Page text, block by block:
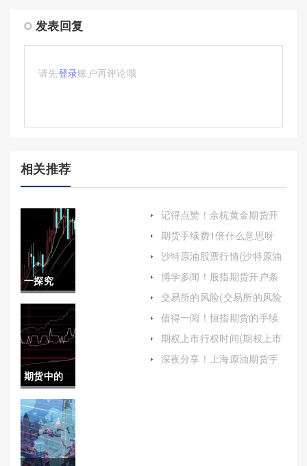
发表回复
请先登录账户再评论哦
相关推荐
一探究
竟！买期
货怎么计
算利润多
少(买期货
怎么计算
利润多少
呢)
期货中的
结算价(期
货中的结
算价怎么
记得点赞！余杭黄金期货开
金期货交易之旅）
期货手续费1倍什么意思呀
怎么算)
沙特原油股票行情(沙特原油
博学多闻！股指期货开户条
要求)
交易所的风险(交易所的风险
值得一阅！恒指期货的手续
理解和规划交易成本）
期权上市行权时间(期权上市
深夜分享！上海原油期货手